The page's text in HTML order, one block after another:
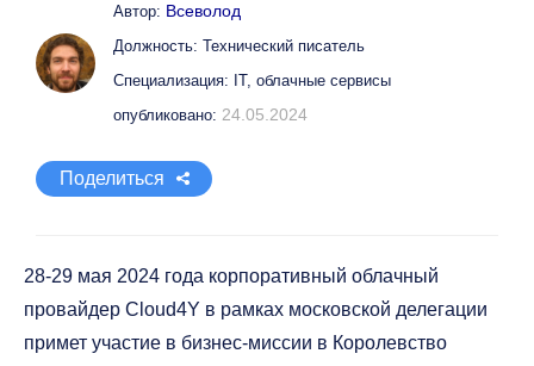
Автор: Всеволод
Должность: Технический писатель
Специализация: IT, облачные сервисы
опубликовано: 24.05.2024
Поделиться
28-29 мая 2024 года корпоративный облачный
провайдер Cloud4Y в рамках московской делегации
примет участие в бизнес-миссии в Королевство